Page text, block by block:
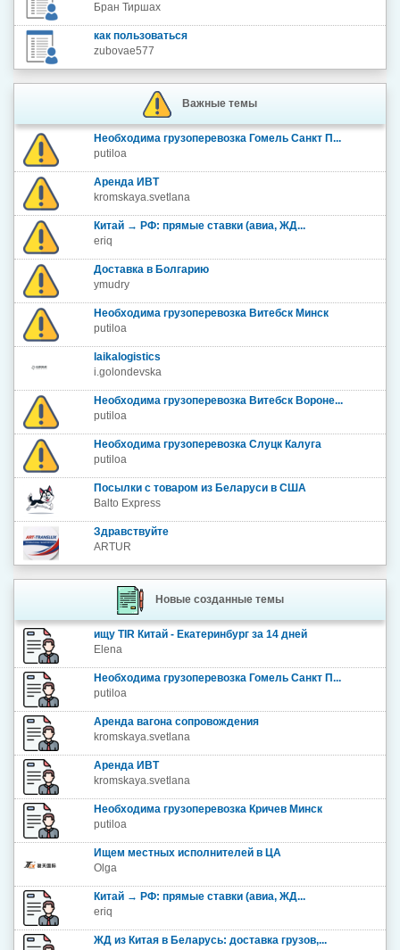
Бран Тиршах
как пользоваться
zubovae577
Важные темы
Необходима грузоперевозка Гомель Санкт П...
putiloa
Аренда ИВТ
kromskaya.svetlana
Китай → РФ: прямые ставки (авиа, ЖД...
eriq
Доставка в Болгарию
ymudry
Необходима грузоперевозка Витебск Минск
putiloa
laikalogistics
i.golondevska
Необходима грузоперевозка Витебск Вороне...
putiloa
Необходима грузоперевозка Слуцк Калуга
putiloa
Посылки с товаром из Беларуси в США
Balto Express
Здравствуйте
ARTUR
Новые созданные темы
ищу TIR Китай - Екатеринбург за 14 дней
Elena
Необходима грузоперевозка Гомель Санкт П...
putiloa
Аренда вагона сопровождения
kromskaya.svetlana
Аренда ИВТ
kromskaya.svetlana
Необходима грузоперевозка Кричев Минск
putiloa
Ищем местных исполнителей в ЦА
Olga
Китай → РФ: прямые ставки (авиа, ЖД...
eriq
ЖД из Китая в Беларусь: доставка грузов,...